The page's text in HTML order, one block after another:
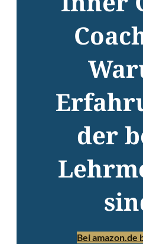
der
Bei amazon.de